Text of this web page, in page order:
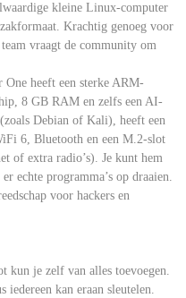
kleine Linux-computer
Krachtig genoeg voor
vraagt de community om
heeft een sterke ARM-
8 GB RAM en zelfs een AI-
Debian of Kali), heeft een
6, Bluetooth en een M.2-slot
of extra radio’s). Je kunt hem
echte programma’s op draaien.
voor hackers en
kun je zelf van alles toevoegen.
iedereen kan eraan sleutelen.